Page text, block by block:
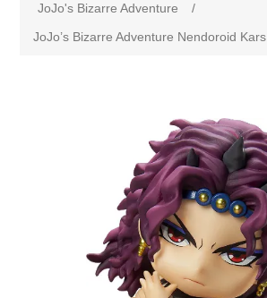
JoJo's Bizarre Adventure
/
JoJo’s Bizarre Adventure Nendoroid Kars